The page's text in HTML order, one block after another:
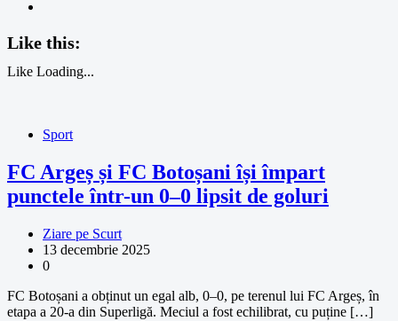
Like this:
Like Loading...
Sport
FC Argeș și FC Botoșani își împart
punctele într-un 0–0 lipsit de goluri
Ziare pe Scurt
13 decembrie 2025
0
FC Botoșani a obținut un egal alb, 0–0, pe terenul lui FC Argeș, în
etapa a 20-a din Superligă. Meciul a fost echilibrat, cu puține […]